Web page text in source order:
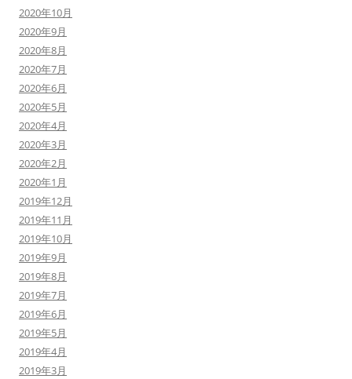
2020年10月
2020年9月
2020年8月
2020年7月
2020年6月
2020年5月
2020年4月
2020年3月
2020年2月
2020年1月
2019年12月
2019年11月
2019年10月
2019年9月
2019年8月
2019年7月
2019年6月
2019年5月
2019年4月
2019年3月